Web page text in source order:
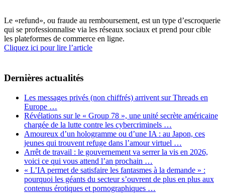
Le «refund», ou fraude au remboursement, est un type d’escroquerie
qui se professionnalise via les réseaux sociaux et prend pour cible
les plateformes de commerce en ligne.
Cliquez ici pour lire l’article
Dernières actualités
Les messages privés (non chiffrés) arrivent sur Threads en
Europe …
Révélations sur le « Group 78 », une unité secrète américaine
chargée de la lutte contre les cybercriminels …
Amoureux d’un hologramme ou d’une IA : au Japon, ces
jeunes qui trouvent refuge dans l’amour virtuel …
Arrêt de travail : le gouvernement va serrer la vis en 2026,
voici ce qui vous attend l’an prochain …
« L’IA permet de satisfaire les fantasmes à la demande » :
pourquoi les géants du secteur s’ouvrent de plus en plus aux
contenus érotiques et pornographiques …